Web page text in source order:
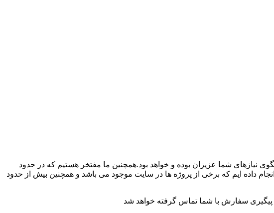
نیازهای شما عزیزان بوده و خواهد بود.همچنین ما مفتخر هستیم که در حدود
نویسی با موضوعات متنوع و مختلف انجام داده ایم که برخی از پروژه ها در سایت موجود می باشد و همچنین بیش از حدود
پیگیری سفارش با شما تماس گرفته خواهد شد